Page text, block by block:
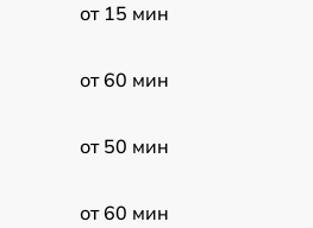
от 15 мин
от 60 мин
от 50 мин
от 60 мин